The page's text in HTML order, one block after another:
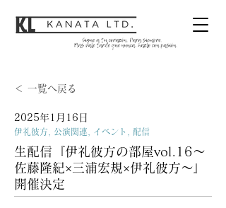
＜ 一覧へ戻る
2025年1月16日
伊礼彼方, 公演関連, イベント, 配信
生配信『伊礼彼方の部屋vol.16～
佐藤隆紀×三浦宏規×伊礼彼方～』
開催決定